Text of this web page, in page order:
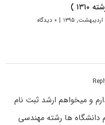
۱۳۱۰ )
| ۰ دیدگاه
و میخواهم ارشد ثبت نام
دانشگاه ها رشته مهندسی